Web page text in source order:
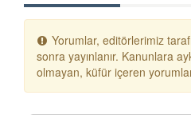
Yorumlar, editörlerimiz
sonra yayınlanır. Kanunlara
olmayan, küfür içeren